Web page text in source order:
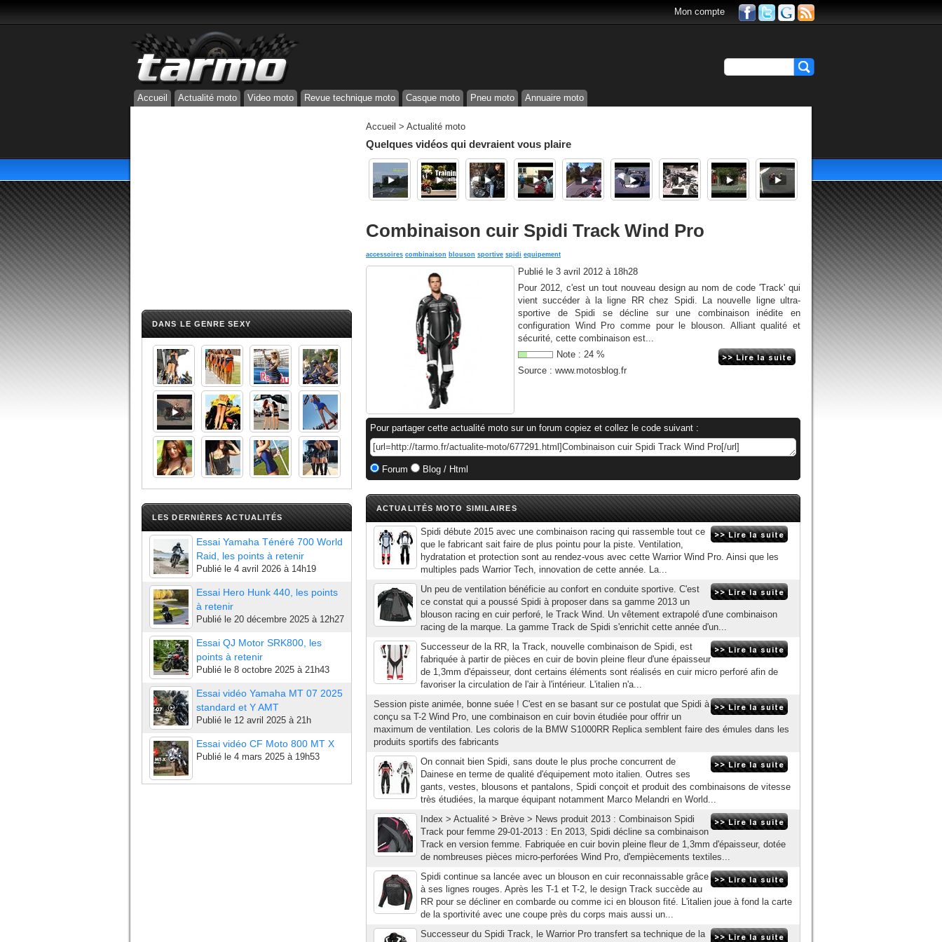
Mon compte
Accueil Actualité moto Video moto Revue technique moto Casque moto Pneu moto Annuaire moto
DANS LE GENRE SEXY
LES DERNIÈRES ACTUALITÉS
Essai Yamaha Ténéré 700 World
Raid, les points à retenir
Publié le 4 avril 2026 à 14h19
Essai Hero Hunk 440, les points
à retenir
Publié le 20 décembre 2025 à 12h27
Essai QJ Motor SRK800, les
points à retenir
Publié le 8 octobre 2025 à 21h43
Essai vidéo Yamaha MT 07 2025
standard et Y AMT
Publié le 12 avril 2025 à 21h
Essai vidéo CF Moto 800 MT X
Publié le 4 mars 2025 à 19h53
Accueil > Actualité moto
Quelques vidéos qui devraient vous plaire
Combinaison cuir Spidi Track Wind Pro
accessoires combinaison blouson sportive spidi equipement
Publié le 3 avril 2012 à 18h28
Pour 2012, c'est un tout nouveau design au nom de code 'Track' qui
vient succéder à la ligne RR chez Spidi. La nouvelle ligne ultra-
sportive de Spidi se décline sur une combinaison inédite en
configuration Wind Pro comme pour le blouson. Alliant qualité et
sécurité, cette combinaison est...
Note : 24 %
Source : www.motosblog.fr
Pour partager cette actualité moto sur un forum copiez et collez le code suivant :
Forum Blog / Html
ACTUALITÉS MOTO SIMILAIRES
Spidi débute 2015 avec une combinaison racing qui rassemble tout ce
que le fabricant sait faire de plus pointu pour la piste. Ventilation,
hydratation et protection sont au rendez-vous avec cette Warrior Wind Pro. Ainsi que les
multiples pads Warrior Tech, innovation de cette année. La...
Un peu de ventilation bénéficie au confort en conduite sportive. C'est
ce constat qui a poussé Spidi à proposer dans sa gamme 2013 un
blouson racing en cuir perforé, le Track Wind. Un vêtement extrapolé d'une combinaison
racing de la marque. La gamme Track de Spidi s'enrichit cette année d'un...
Successeur de la RR, la Track, nouvelle combinaison de Spidi, est
fabriquée à partir de pièces en cuir de bovin pleine fleur d'une épaisseur
de 1,3mm d'épaisseur, dont certains éléments sont réalisés en cuir micro perforé afin de
favoriser la circulation de l'air à l'intérieur. L'italien n'a...
Session piste animée, bonne suée ! C'est en se basant sur ce postulat que Spidi à
conçu sa T-2 Wind Pro, une combinaison en cuir bovin étudiée pour offrir un
maximum de ventilation. Les coloris de la BMW S1000RR Replica semblent faire des émules dans les
produits sportifs des fabricants
On connait bien Spidi, sans doute le plus proche concurrent de
Dainese en terme de qualité d'équipement moto italien. Outres ses
gants, vestes, blousons et pantalons, Spidi conçoit et produit des combinaisons de vitesse
très étudiées, la marque équipant notamment Marco Melandri en World...
Index > Actualité > Brève > News produit 2013 : Combinaison Spidi
Track pour femme 29-01-2013 : En 2013, Spidi décline sa combinaison
Track en version femme. Fabriquée en cuir bovin pleine fleur de 1,3mm d'épaisseur, dotée
de nombreuses pièces micro-perforées Wind Pro, d'empiècements textiles...
Spidi continue sa lancée avec un blouson en cuir reconnaissable grâce
à ses lignes rouges. Après les T-1 et T-2, le design Track succède au
RR pour se décliner en combarde ou comme ici en blouson fité. L'italien joue à fond la carte
de la sportivité avec une coupe près du corps mais aussi un...
Successeur du Spidi Track, le Warrior Pro transfert sa technique de la